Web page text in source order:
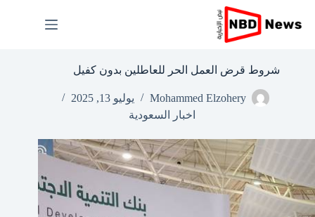
إلى
المحتوى
شروط قرض العمل الحر للعاطلين بدون كفيل
Mohammed Elzohery
يوليو 13, 2025
اخبار السعودية